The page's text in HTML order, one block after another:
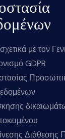
με τον
GDPR
Διάθεσης